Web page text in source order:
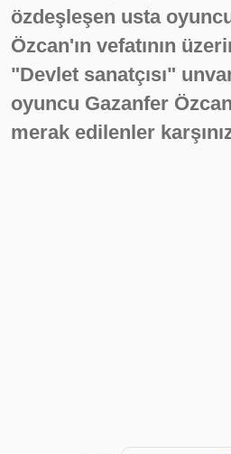
özdeşleşen usta
Özcan'ın vefatının
"Devlet sanatçısı"
oyuncu Gazanfer
merak edilenler